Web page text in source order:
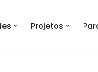
Projetos